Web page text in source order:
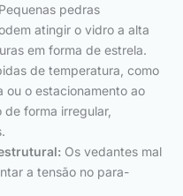
Pequenas pedras
atingir o vidro a alta
em forma de estrela.
de temperatura, como
ou o estacionamento ao
forma irregular,
Os vedantes mal
a tensão no para-